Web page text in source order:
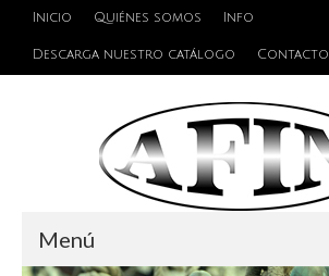
Inicio Quiénes somos Info
Descarga nuestro catálogo Contacto
Menú